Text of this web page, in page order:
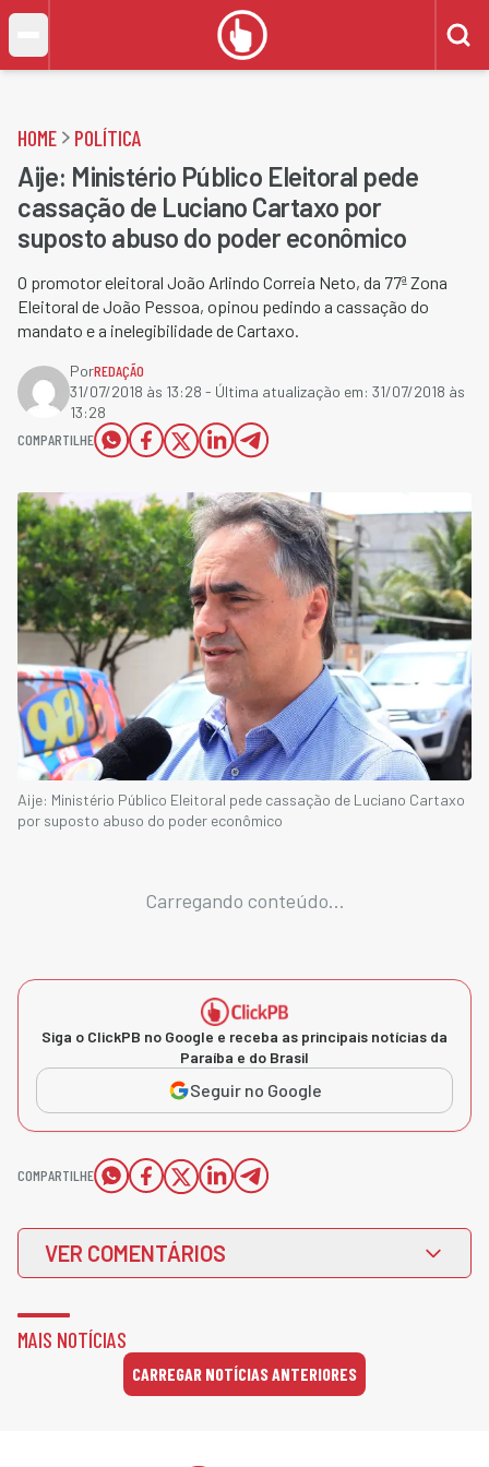
HOME POLÍTICA
Aije: Ministério Público Eleitoral pede
cassação de Luciano Cartaxo por
suposto abuso do poder econômico
O promotor eleitoral João Arlindo Correia Neto, da 77ª Zona
Eleitoral de João Pessoa, opinou pedindo a cassação do
mandato e a inelegibilidade de Cartaxo.
PorREDAÇÃO
31/07/2018 às 13:28 - Última atualização em: 31/07/2018 às
13:28
COMPARTILHE
Aije: Ministério Público Eleitoral pede cassação de Luciano Cartaxo
por suposto abuso do poder econômico
Carregando conteúdo...
Siga o ClickPB no Google e receba as principais notícias da
Paraíba e do Brasil
Seguir no Google
COMPARTILHE
VER COMENTÁRIOS
MAIS NOTÍCIAS
CARREGAR NOTÍCIAS ANTERIORES